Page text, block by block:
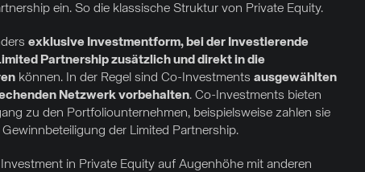
ein. So die klassische Struktur von Private Equity.
exklusive Investmentform, bei der Investierende
Partnership zusätzlich und direkt in die
können. In der Regel sind Co-Investments ausgewählten
Netzwerk vorbehalten. Co-Investments bieten
zu den Portfoliounternehmen, beispielsweise zahlen sie
der Limited Partnership.
in Private Equity auf Augenhöhe mit anderen